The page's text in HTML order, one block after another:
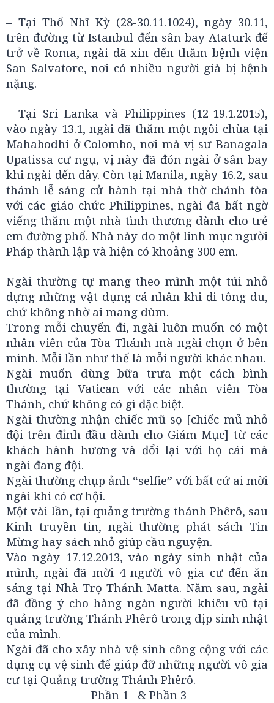
– Tại Thổ Nhĩ Kỳ (28-30.11.1024), ngày 30.11,
trên đường từ Istanbul đến sân bay Ataturk để
trở về Roma, ngài đã xin đến thăm bệnh viện
San Salvatore, nơi có nhiều người già bị bệnh
nặng.
– Tại Sri Lanka và Philippines (12-19.1.2015),
vào ngày 13.1, ngài đã thăm một ngôi chùa tại
Mahabodhi ở Colombo, nơi mà vị sư Banagala
Upatissa cư ngụ, vị này đã đón ngài ở sân bay
khi ngài đến đây. Còn tại Manila, ngày 16.2, sau
thánh lễ sáng cử hành tại nhà thờ chánh tòa
với các giáo chức Philippines, ngài đã bất ngờ
viếng thăm một nhà tình thương dành cho trẻ
em đường phố. Nhà này do một linh mục người
Pháp thành lập và hiện có khoảng 300 em.
Ngài thường tự mang theo mình một túi nhỏ
đựng những vật dụng cá nhân khi đi tông du,
chứ không nhờ ai mang dùm.
Trong mỗi chuyến đi, ngài luôn muốn có một
nhân viên của Tòa Thánh mà ngài chọn ở bên
mình. Mỗi lần như thế là mỗi người khác nhau.
Ngài muốn dùng bữa trưa một cách bình
thường tại Vatican với các nhân viên Tòa
Thánh, chứ không có gì đặc biệt.
Ngài thường nhận chiếc mũ sọ [chiếc mủ nhỏ
đội trên đỉnh đầu dành cho Giám Mục] từ các
khách hành hương và đổi lại với họ cái mà
ngài đang đội.
Ngài thường chụp ảnh “selfie” với bất cứ ai mời
ngài khi có cơ hội.
Một vài lần, tại quảng trường thánh Phêrô, sau
Kinh truyền tin, ngài thường phát sách Tin
Mừng hay sách nhỏ giúp cầu nguyện.
Vào ngày 17.12.2013, vào ngày sinh nhật của
mình, ngài đã mời 4 người vô gia cư đến ăn
sáng tại Nhà Trọ Thánh Matta. Năm sau, ngài
đã đồng ý cho hàng ngàn người khiêu vũ tại
quảng trường Thánh Phêrô trong dịp sinh nhật
của mình.
Ngài đã cho xây nhà vệ sinh công cộng với các
dụng cụ vệ sinh để giúp đỡ những người vô gia
cư tại Quảng trường Thánh Phêrô.
Phần 1& Phần 3